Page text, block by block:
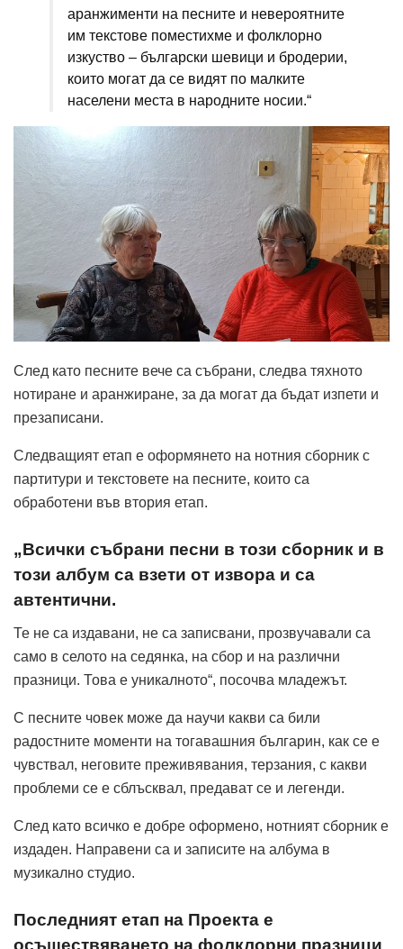
аранжименти на песните и невероятните
им текстове поместихме и фолклорно
изкуство – български шевици и бродерии,
които могат да се видят по малките
населени места в народните носии.“
След като песните вече са събрани, следва тяхното
нотиране и аранжиране, за да могат да бъдат изпети и
презаписани.
Следващият етап е оформянето на нотния сборник с
партитури и текстовете на песните, които са
обработени във втория етап.
„Всички събрани песни в този сборник и в
този албум са взети от извора и са
автентични.
Те не са издавани, не са записвани, прозвучавали са
само в селото на седянка, на сбор и на различни
празници. Това е уникалното“, посочва младежът.
С песните човек може да научи какви са били
радостните моменти на тогавашния българин, как се е
чувствал, неговите преживявания, терзания, с какви
проблеми се е сблъсквал, предават се и легенди.
След като всичко е добре оформено, нотният сборник е
издаден. Направени са и записите на албума в
музикално студио.
Последният етап на Проекта е